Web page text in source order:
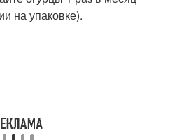
на упаковке).